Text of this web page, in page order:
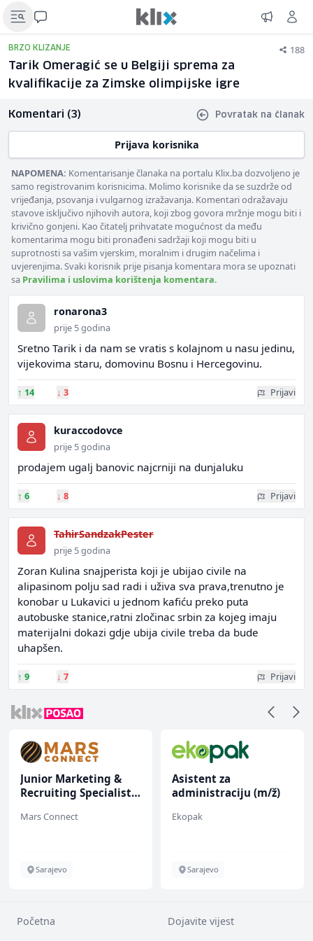
BRZO KLIZANJE 188
Tarik Omeragić se u Belgiji sprema za
kvalifikacije za Zimske olimpijske igre
Komentari (3) Povratak na članak
Prijava korisnika
NAPOMENA: Komentarisanje članaka na portalu Klix.ba dozvoljeno je
samo registrovanim korisnicima. Molimo korisnike da se suzdrže od
vrijeđanja, psovanja i vulgarnog izražavanja. Komentari odražavaju
stavove isključivo njihovih autora, koji zbog govora mržnje mogu biti i
krivično gonjeni. Kao čitatelj prihvatate mogućnost da među
komentarima mogu biti pronađeni sadržaji koji mogu biti u
suprotnosti sa vašim vjerskim, moralnim i drugim načelima i
uvjerenjima. Svaki korisnik prije pisanja komentara mora se upoznati
sa Pravilima i uslovima korištenja komentara.
ronarona3
prije 5 godina
Sretno Tarik i da nam se vratis s kolajnom u nasu jedinu,
vijekovima staru, domovinu Bosnu i Hercegovinu.
↑ 14 ↓ 3 Prijavi
kuraccodovce
prije 5 godina
prodajem ugalj banovic najcrniji na dunjaluku
↑ 6 ↓ 8 Prijavi
TahirSandzakPester
prije 5 godina
Zoran Kulina snajperista koji je ubijao civile na
alipasinom polju sad radi i uživa sva prava,trenutno je
konobar u Lukavici u jednom kafiću preko puta
autobuske stanice,ratni zločinac srbin za kojeg imaju
materijalni dokazi gdje ubija civile treba da bude
uhapšen.
↑ 9 ↓ 7 Prijavi
Junior Marketing &
Recruiting Specialist
Mars Connect
Sarajevo
Asistent za
administraciju (m/ž)
Ekopak
Sarajevo
Početna Dojavite vijest